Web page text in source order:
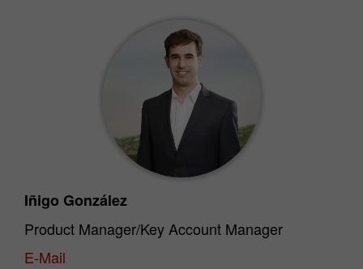
Iñigo González
Product Manager/Key Account Manager
E-Mail